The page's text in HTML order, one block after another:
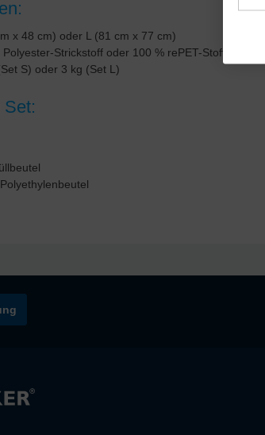
x 48 cm) oder L (81 cm x 77 cm)
Polyester-Strickstoff oder 100 % rePET-Stoff
S) oder 3 kg (Set L)
Set: